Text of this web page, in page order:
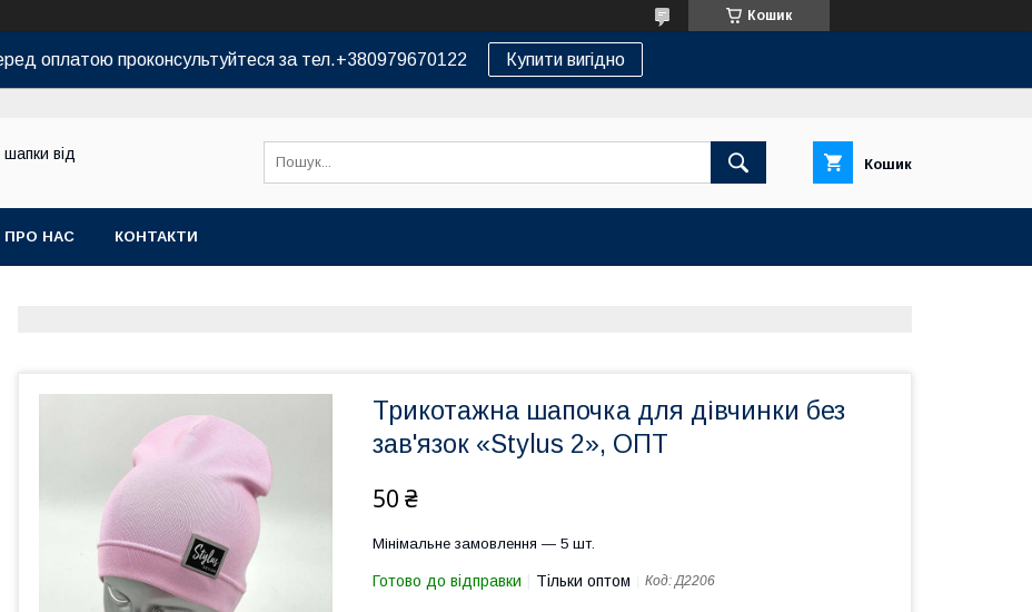
Кошик
оплатою проконсультуйтеся за тел.+380979670122 Купити вигідно
від
Кошик
ПРО НАС КОНТАКТИ
Трикотажна шапочка для дівчинки без
зав'язок «Stylus 2», ОПТ
50 ₴
Мінімальне замовлення — 5 шт.
Готово до відправки Тільки оптом Код:Д2206